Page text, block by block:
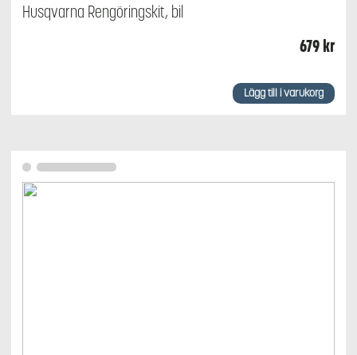
Husqvarna Rengöringskit, bil
679kr
Lägg till i varukorg